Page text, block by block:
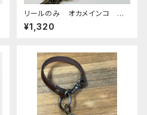
リールのみ オカメインコ シ
ナモンパール レッドブラウン
REDBROWN ぽわんシリー
¥1,320